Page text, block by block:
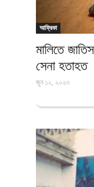
আফ্রিকা
মালিতে
সেনা হতাহত
জুন ১২, ২০২৩